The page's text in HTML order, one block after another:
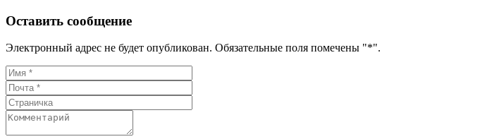
Оставить сообщение
Электронный адрес не будет опубликован. Обязательные поля помечены "*".